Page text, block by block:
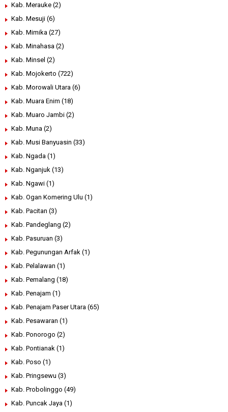
Kab. Merauke (2)
Kab. Mesuji (6)
Kab. Mimika (27)
Kab. Minahasa (2)
Kab. Minsel (2)
Kab. Mojokerto (722)
Kab. Morowali Utara (6)
Kab. Muara Enim (18)
Kab. Muaro Jambi (2)
Kab. Muna (2)
Kab. Musi Banyuasin (33)
Kab. Ngada (1)
Kab. Nganjuk (13)
Kab. Ngawi (1)
Kab. Ogan Komering Ulu (1)
Kab. Pacitan (3)
Kab. Pandeglang (2)
Kab. Pasuruan (3)
Kab. Pegunungan Arfak (1)
Kab. Pelalawan (1)
Kab. Pemalang (18)
Kab. Penajam (1)
Kab. Penajam Paser Utara (65)
Kab. Pesawaran (1)
Kab. Ponorogo (2)
Kab. Pontianak (1)
Kab. Poso (1)
Kab. Pringsewu (3)
Kab. Probolinggo (49)
Kab. Puncak Jaya (1)